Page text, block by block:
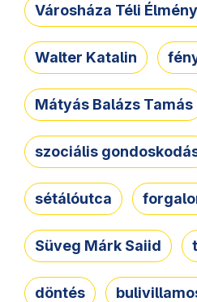
Városháza Téli
Walter Katalin
Mátyás Balázs Tamás
szociális
sétálóutca
Süveg Márk Saiid
döntés